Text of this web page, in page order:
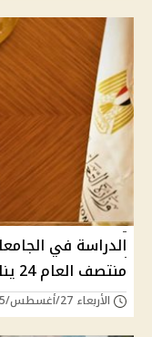
منتصف العام 24 يناير
الأربعاء 27/أغسطس/2025 - 07:34 م